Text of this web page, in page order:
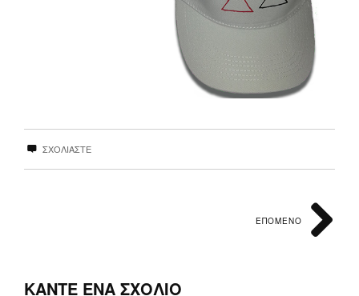
ΣΧΟΛΙΑΣΤΕ
ΕΠΟΜΕΝΟ
ΚΑΝΤΕ ΕΝΑ ΣΧΟΛΙΟ